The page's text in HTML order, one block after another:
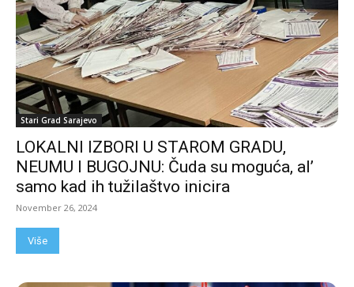
Stari Grad Sarajevo
LOKALNI IZBORI U STAROM GRADU,
NEUMU I BUGOJNU: Čuda su moguća, al’
samo kad ih tužilaštvo inicira
November 26, 2024
Više